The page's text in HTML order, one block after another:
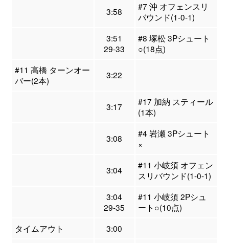
3:58
#7 沖 オフェンスリ
バウンド(1-0-1)
3:51
29-33
#8 塚松 3Pシュート
○(18点)
#11 高橋 ターンオー
バー(2本)
3:22
3:17
#17 加納 スティール
(1本)
3:08
#4 岩瀬 3Pシュート
×
3:04
#11 小岐須 オフェン
スリバウンド(1-0-1)
3:04
29-35
#11 小岐須 2Pシュ
ート○(10点)
タイムアウト
3:00